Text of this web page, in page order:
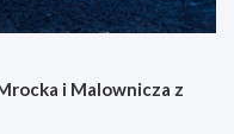
i Malownicza z